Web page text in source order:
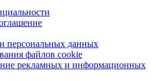
персональных данных
файлов cookie
рекламных и информационных